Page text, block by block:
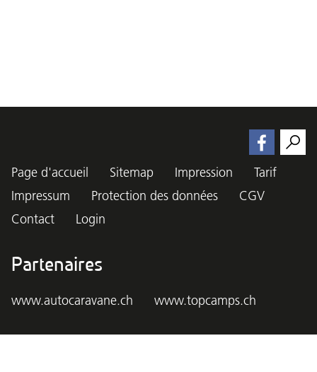
Page d'accueil Sitemap Impression
Tarif
Impressum
Protection des données
CGV
Contact
Login
Partenaires
www.autocaravane.ch www.topcamps.ch